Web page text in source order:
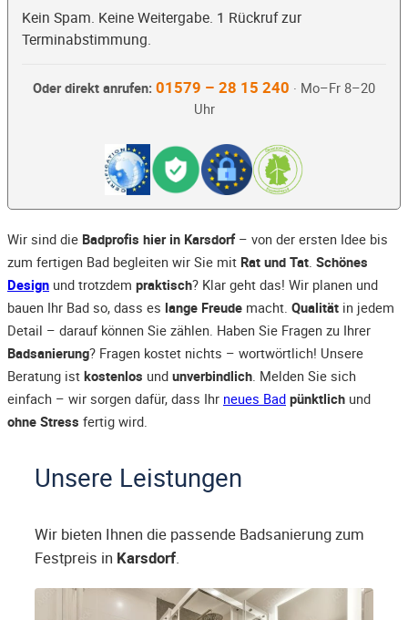
Kein Spam. Keine Weitergabe. 1 Rückruf zur
Terminabstimmung.
Oder direkt anrufen: 01579 – 28 15 240 · Mo–Fr 8–20
Uhr
Wir sind die Badprofis hier in Karsdorf– von der ersten Idee bis
zum fertigen Bad begleiten wir Sie mit Rat und Tat. Schönes
Design und trotzdem praktisch? Klar geht das! Wir planen und
bauen Ihr Bad so, dass es lange Freude macht. Qualität in jedem
Detail – darauf können Sie zählen. Haben Sie Fragen zu Ihrer
Badsanierung? Fragen kostet nichts – wortwörtlich! Unsere
Beratung ist kostenlos und unverbindlich. Melden Sie sich
einfach – wir sorgen dafür, dass Ihr neues Bad pünktlich und
ohne Stress fertig wird.
Unsere Leistungen
Wir bieten Ihnen die passende Badsanierung zum
Festpreis in Karsdorf.